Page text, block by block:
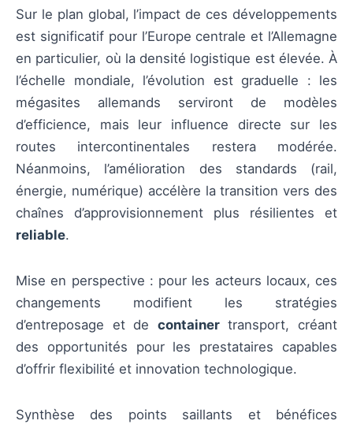
Sur le plan global, l’impact de ces développements
est significatif pour l’Europe centrale et l’Allemagne
en particulier, où la densité logistique est élevée. À
l’échelle mondiale, l’évolution est graduelle : les
mégasites allemands serviront de modèles
d’efficience, mais leur influence directe sur les
routes intercontinentales restera modérée.
Néanmoins, l’amélioration des standards (rail,
énergie, numérique) accélère la transition vers des
chaînes d’approvisionnement plus résilientes et
reliable.
Mise en perspective : pour les acteurs locaux, ces
changements modifient les stratégies
d’entreposage et de containertransport, créant
des opportunités pour les prestataires capables
d’offrir flexibilité et innovation technologique.
Synthèse des points saillants et bénéfices